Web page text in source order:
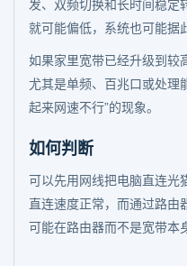
发、双频切换和长时间稳定
就可能偏低，系统也可能据
如果家里宽带已经升级到较
尤其是单频、百兆口或处理
起来网速不行”的现象。
如何判断
可以先用网线把电脑直连光
直连速度正常，而通过路由
可能在路由器而不是宽带本